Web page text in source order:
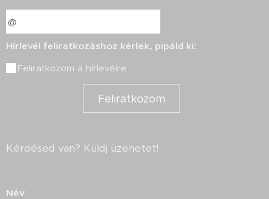
Hírlevél feliratkozáshoz kérlek, pipáld ki:
Feliratkozom a hírlevélre
Feliratkozom
Kérdésed van? Küldj üzenetet!
Név